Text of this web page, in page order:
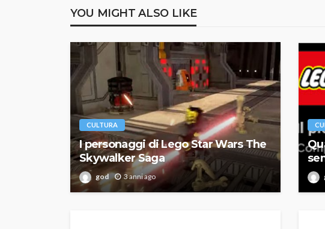
YOU MIGHT ALSO LIKE
CULTURA
I personaggi di Lego Star Wars The
Skywalker Saga
god 3 anni ago